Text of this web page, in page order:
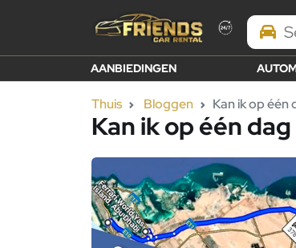
Search
AANBIEDINGEN
Thuis Bloggen Kan ik op één
Kan ik op één